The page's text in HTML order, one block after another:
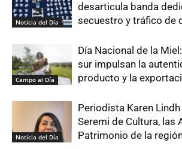
Noticia del Día
desarticula banda
secuestro y tráfico de
Campo al Día
Día Nacional de la
sur impulsan la
producto y la
Noticia del Día
Periodista Karen
Seremi de Cultura, las
Patrimonio de la